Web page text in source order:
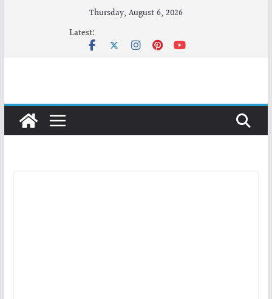
Thursday, August 6, 2026
Latest: